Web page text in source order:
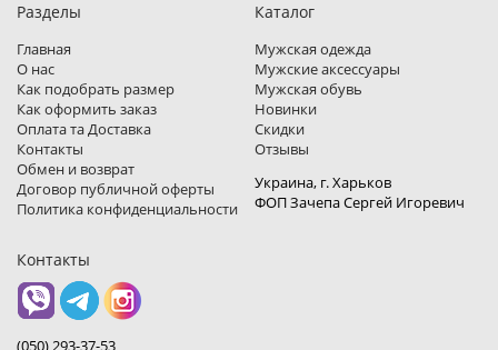
Разделы
Главная
О нас
Как подобрать размер
Как оформить заказ
Оплата та Доставка
Контакты
Обмен и возврат
Договор публичной оферты
Политика конфиденциальности
Каталог
Мужская одежда
Мужские аксессуары
Мужская обувь
Новинки
Скидки
Отзывы
Украина, г. Харьков
ФОП Зачепа Сергей Игоревич
Контакты
(050) 293-37-53